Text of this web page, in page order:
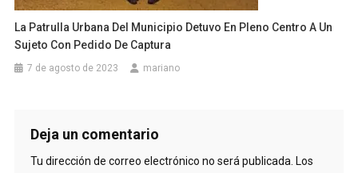
La Patrulla Urbana Del Municipio Detuvo En Pleno Centro A Un
Sujeto Con Pedido De Captura
7 de agosto de 2023 mariano
Deja un comentario
Tu dirección de correo electrónico no será publicada. Los